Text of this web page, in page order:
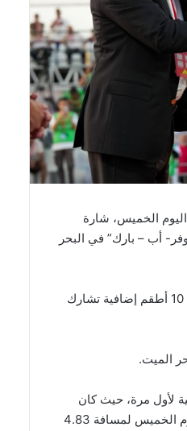
الخميس، شارة
أب – بارك” في البحر
ويشارك 17 طاقما في الجولة الثالثة من بطولة الشرق الأوسط للراليات (MERC) إلى جانب 10 أطقم إضافية تشارك
لأول مرة، حيث كان
السائق العماني عبد الله الرواحي أول سائق يسجل زمنًا في مرحلة “الشيك داون” صباح اليوم الخميس لمسافة 4.83